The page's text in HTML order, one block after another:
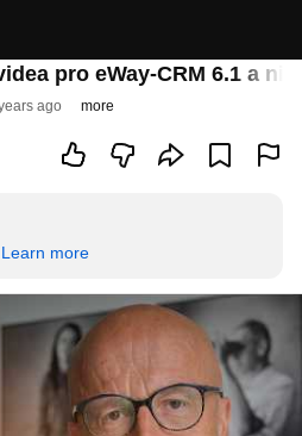
pro eWay-CRM 6.1 a
ago more
Learn more